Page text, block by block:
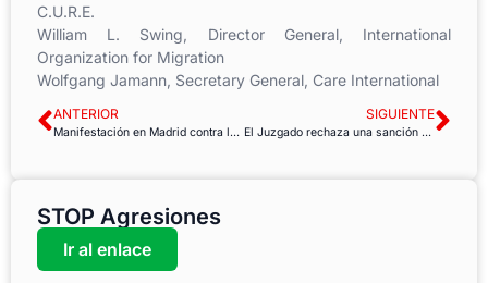
C.U.R.E.
William L. Swing, Director General, International
Organization for Migration
Wolfgang Jamann, Secretary General, Care International
ANTERIOR
Manifestación en Madrid contra la criminilización del derecho de huelga
SIGUIENTE
El Juzgado rechaza una sanción a un trabajador que tuvo un accidente de circulación con una barredora en Santander
STOP Agresiones
Ir al enlace